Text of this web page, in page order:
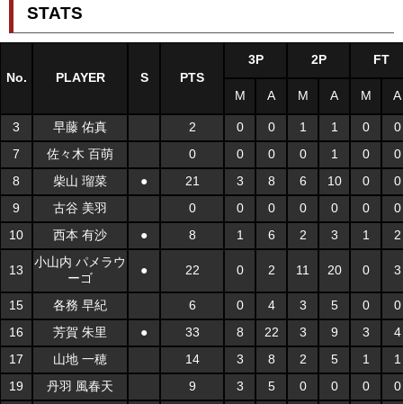
STATS
No. PLAYER S PTS
3P 2P FT
M A M A M A
3 早藤 佑真 2 0 0 1 1 0
0
7
佐々木 百萌 0 0 0 0 1 0
0
8
柴山 瑠菜 ● 21 3 8 6 10 0
0
9
古谷 美羽 0 0 0 0 0 0
0
10
西本 有沙 ● 8 1 6 2 3 1 2
13
小山内 パメラウ
ーゴ
● 22 0 2 11 20 0 3
15 各務 早紀 6 0 4 3 5 0
0
16
芳賀 朱里 ● 33 8 22 3 9 3
4
17
山地 一穂 14 3 8 2 5 1
1
19
丹羽 風春天 9 3 5 0 0 0 0